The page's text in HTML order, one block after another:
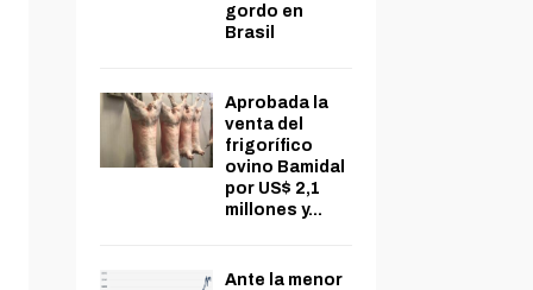
gordo en
Brasil
Aprobada la
venta del
frigorífico
ovino Bamidal
por US$ 2,1
millones y...
Ante la menor